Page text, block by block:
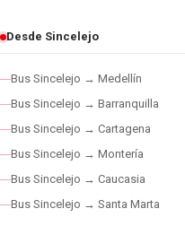
Desde Sincelejo
Bus Sincelejo → Medellín
Bus Sincelejo → Barranquilla
Bus Sincelejo → Cartagena
Bus Sincelejo → Montería
Bus Sincelejo → Caucasia
Bus Sincelejo → Santa Marta